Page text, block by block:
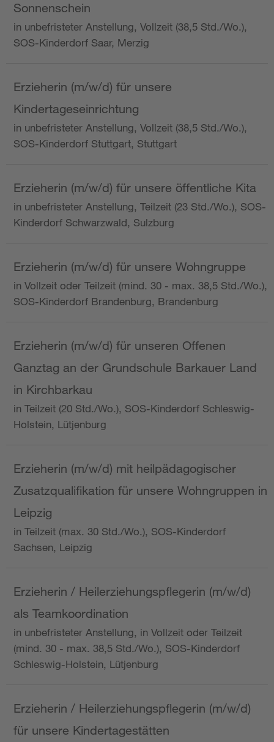
Sonnenschein
in unbefristeter Anstellung, Vollzeit (38,5 Std./Wo.),
SOS-Kinderdorf Saar, Merzig
Erzieherin (m/w/d) für unsere
Kindertageseinrichtung
in unbefristeter Anstellung, Vollzeit (38,5 Std./Wo.),
SOS-Kinderdorf Stuttgart, Stuttgart
Erzieherin (m/w/d) für unsere öffentliche Kita
in unbefristeter Anstellung, Teilzeit (23 Std./Wo.), SOS-
Kinderdorf Schwarzwald, Sulzburg
Erzieherin (m/w/d) für unsere Wohngruppe
in Vollzeit oder Teilzeit (mind. 30 - max. 38,5 Std./Wo.),
SOS-Kinderdorf Brandenburg, Brandenburg
Erzieherin (m/w/d) für unseren Offenen
Ganztag an der Grundschule Barkauer Land
in Kirchbarkau
in Teilzeit (20 Std./Wo.), SOS-Kinderdorf Schleswig-
Holstein, Lütjenburg
Erzieherin (m/w/d) mit heilpädagogischer
Zusatzqualifikation für unsere Wohngruppen in
Leipzig
in Teilzeit (max. 30 Std./Wo.), SOS-Kinderdorf
Sachsen, Leipzig
Erzieherin / Heilerziehungspflegerin (m/w/d)
als Teamkoordination
in unbefristeter Anstellung, in Vollzeit oder Teilzeit
(mind. 30 - max. 38,5 Std./Wo.), SOS-Kinderdorf
Schleswig-Holstein, Lütjenburg
Erzieherin / Heilerziehungspflegerin (m/w/d)
für unsere Kindertagestätten